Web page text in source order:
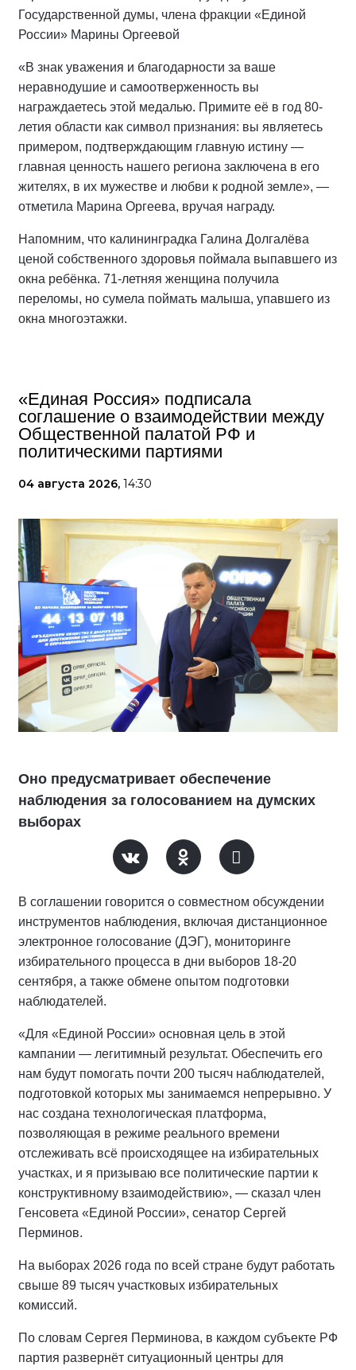
Государственной думы, члена фракции «Единой
России» Марины Оргеевой
«В знак уважения и благодарности за ваше
неравнодушие и самоотверженность вы
награждаетесь этой медалью. Примите её в год 80-
летия области как символ признания: вы являетесь
примером, подтверждающим главную истину —
главная ценность нашего региона заключена в его
жителях, в их мужестве и любви к родной земле», —
отметила Марина Оргеева, вручая награду.
Напомним, что калининградка Галина Долгалёва
ценой собственного здоровья поймала выпавшего из
окна ребёнка. 71-летняя женщина получила
переломы, но сумела поймать малыша, упавшего из
окна многоэтажки.
«Единая Россия» подписала
соглашение о взаимодействии между
Общественной палатой РФ и
политическими партиями
04 августа 2026, 14:30
Оно предусматривает обеспечение
наблюдения за голосованием на думских
выборах
В соглашении говорится о совместном обсуждении
инструментов наблюдения, включая дистанционное
электронное голосование (ДЭГ), мониторинге
избирательного процесса в дни выборов 18-20
сентября, а также обмене опытом подготовки
наблюдателей.
«Для «Единой России» основная цель в этой
кампании — легитимный результат. Обеспечить его
нам будут помогать почти 200 тысяч наблюдателей,
подготовкой которых мы занимаемся непрерывно. У
нас создана технологическая платформа,
позволяющая в режиме реального времени
отслеживать всё происходящее на избирательных
участках, и я призываю все политические партии к
конструктивному взаимодействию», — сказал член
Генсовета «Единой России», сенатор Сергей
Перминов.
На выборах 2026 года по всей стране будут работать
свыше 89 тысяч участковых избирательных
комиссий.
По словам Сергея Перминова, в каждом субъекте РФ
партия развернёт ситуационный центры для